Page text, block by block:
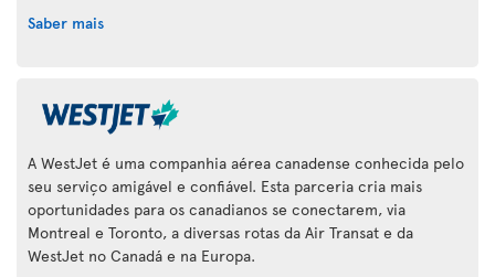
Saber mais
A WestJet é uma companhia aérea canadense conhecida pelo
seu serviço amigável e confiável. Esta parceria cria mais
oportunidades para os canadianos se conectarem, via
Montreal e Toronto, a diversas rotas da Air Transat e da
WestJet no Canadá e na Europa.